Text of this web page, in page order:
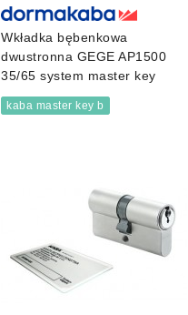
Wkładka bębenkowa
dwustronna GEGE AP1500
35/65 system master key
kaba master key b